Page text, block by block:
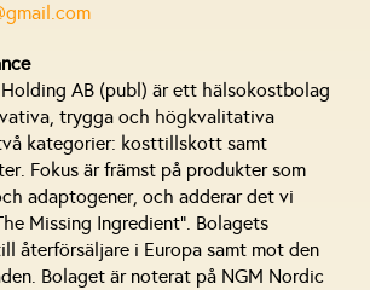
AB (publ) är ett hälsokostbolag
trygga och högkvalitativa
kategorier: kosttillskott samt
Fokus är främst på produkter som
adaptogener, och adderar det vi
Missing Ingredient”. Bolagets
återförsäljare i Europa samt mot den
Bolaget är noterat på NGM Nordic